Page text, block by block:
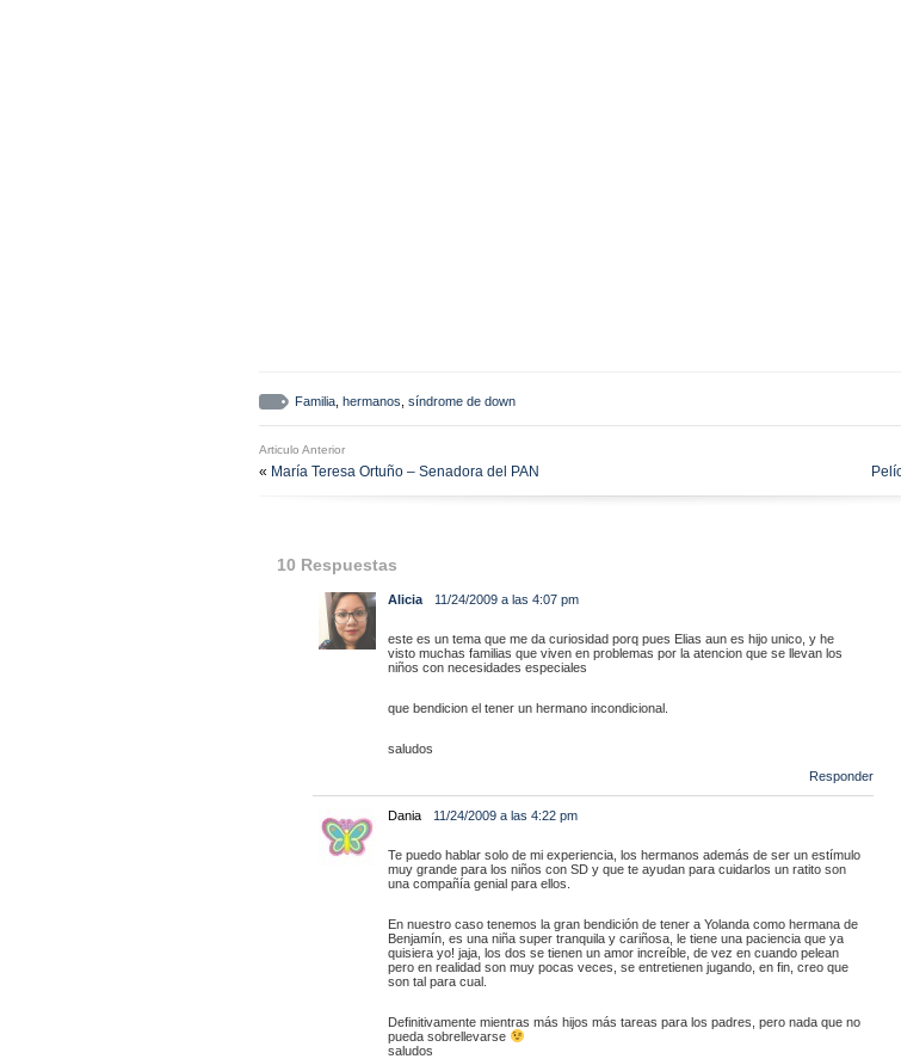
Familia hermanos síndrome de down
Articulo Anterior
« María Teresa Ortuño – Senadora del PAN
10 Respuestas
Alicia 11/24/2009 a las 4:07 pm
este es un tema que me da curiosidad porq pues Elias aun es hijo unico, y he
visto muchas familias que viven en problemas por la atencion que se llevan los
niños con necesidades especiales
que bendicion el tener un hermano incondicional.
saludos
Responder
Dania 11/24/2009 a las 4:22 pm
Te puedo hablar solo de mi experiencia, los hermanos además de ser un estímulo
muy grande para los niños con SD y que te ayudan para cuidarlos un ratito son
una compañía genial para ellos.
En nuestro caso tenemos la gran bendición de tener a Yolanda como hermana de
Benjamín, es una niña super tranquila y cariñosa, le tiene una paciencia que ya
quisiera yo! jaja, los dos se tienen un amor increíble, de vez en cuando pelean
pero en realidad son muy pocas veces, se entretienen jugando, en fin, creo que
son tal para cual.
Definitivamente mientras más hijos más tareas para los padres, pero nada que no
pueda sobrellevarse
saludos